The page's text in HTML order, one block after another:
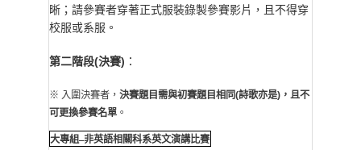
晰；請參賽者穿著正式服裝錄製參賽影片，且不得穿
校服或系服。
第二階段(決賽) ：
※ 入圍決賽者， 決賽題目需與初賽題目相同(詩歌亦是)，且不
可更換參賽名單 。
大專組–非英語相關科系英文演講比賽